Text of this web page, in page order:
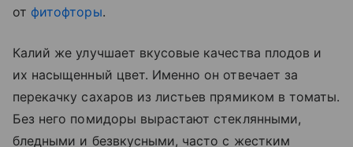
от фитофторы.
Калий же улучшает вкусовые качества плодов и
их насыщенный цвет. Именно он отвечает за
перекачку сахаров из листьев прямиком в томаты.
Без него помидоры вырастают стеклянными,
бледными и безвкусными, часто с жестким